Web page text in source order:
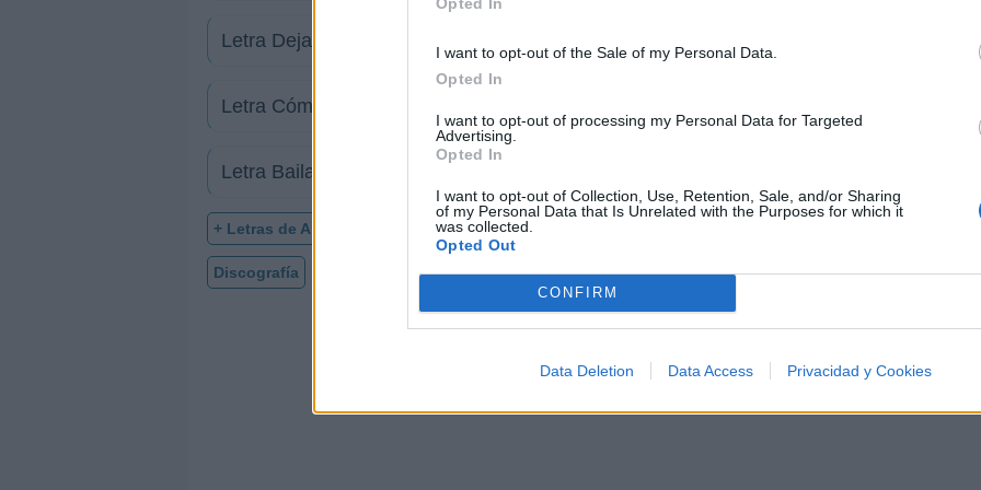
I want to opt-out of the Sale of my Personal Data.
Opted In
I want to opt-out of processing my Personal Data for Targeted
Advertising.
Opted In
I want to opt-out of Collection, Use, Retention, Sale, and/or Sharing
of my Personal Data that Is Unrelated with the Purposes for which it
was collected.
Opted Out
CONFIRM
Data Deletion Data Access Privacidad y Cookies
Letra Deja de Bailar
Letra Cómo pudiste hacerme esto a mi?
Letra Bailando
+ Letras de Alaska
Discografía Curiosidades Ranking Fotos Foro